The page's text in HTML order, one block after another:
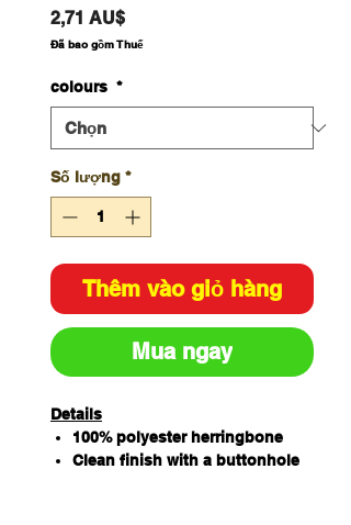
2,71 AU$Giá
Đã bao gồm Thuế
colours *
Số lượng *
Thêm vào giỏ hàng
Mua ngay
Details
100% polyester herringbone
Clean finish with a buttonhole